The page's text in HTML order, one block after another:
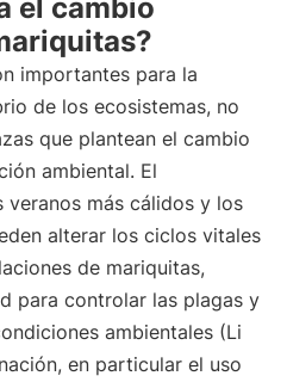
el cambio
importantes para la
de los ecosistemas, no
que plantean el cambio
ambiental. El
más cálidos y los
alterar los ciclos vitales
de mariquitas,
para controlar las plagas y
ambientales (Li
en particular el uso